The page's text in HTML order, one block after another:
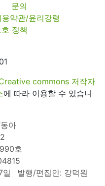
문의
용약관/윤리강령
정책
commons 저작자
에 따라 이용할 수 있습니
아
호
일
발행/편집인: 강덕원